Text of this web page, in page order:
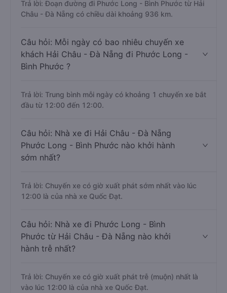
Trả lời: Đoạn đường đi Phước Long - Bình Phước từ Hải
Châu - Đà Nẵng có chiều dài khoảng 936 km.
Câu hỏi: Mỗi ngày có bao nhiêu chuyến xe
khách Hải Châu - Đà Nẵng đi Phước Long -
Bình Phước ?
Trả lời: Trung bình mỗi ngày có khoảng 1 chuyến xe bắt
đầu từ 12:00 đến 12:00.
Câu hỏi: Nhà xe đi Hải Châu - Đà Nẵng
Phước Long - Bình Phước nào khởi hành
sớm nhất?
Trả lời: Chuyến xe có giờ xuất phát sớm nhất vào lúc
12:00 là của nhà xe Quốc Đạt.
Câu hỏi: Nhà xe đi Phước Long - Bình
Phước từ Hải Châu - Đà Nẵng nào khởi
hành trễ nhất?
Trả lời: Chuyến xe có giờ xuất phát trễ (muộn) nhất là
vào lúc 12:00 là của nhà xe Quốc Đạt.